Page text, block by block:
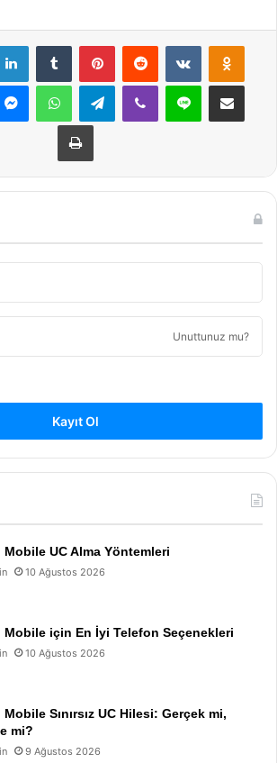
LinkedInTumblr PinterestReddit VKontakte
MessengerWhatsAppTelegramViber Line E-Posta ile
Yazdır
Unuttunuz mu?
Kayıt Ol
Mobile UC Alma Yöntemleri
10 Ağustos 2026
Mobile için En İyi Telefon Seçenekleri
10 Ağustos 2026
Mobile Sınırsız UC Hilesi: Gerçek mi,
mi?
9 Ağustos 2026